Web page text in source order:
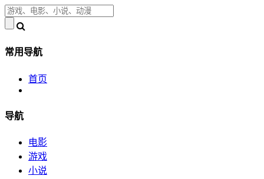
常用导航
首页
导航
电影
游戏
小说